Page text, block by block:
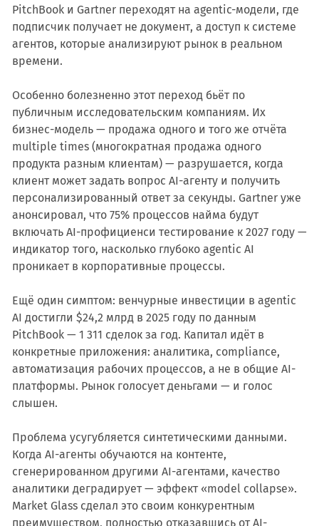
PitchBook и Gartner переходят на agentic-модели, где
подписчик получает не документ, а доступ к системе
агентов, которые анализируют рынок в реальном
времени.
Особенно болезненно этот переход бьёт по
публичным исследовательским компаниям. Их
бизнес-модель — продажа одного и того же отчёта
multiple times (многократная продажа одного
продукта разным клиентам) — разрушается, когда
клиент может задать вопрос AI-агенту и получить
персонализированный ответ за секунды. Gartner уже
анонсировал, что 75% процессов найма будут
включать AI-профициенси тестирование к 2027 году —
индикатор того, насколько глубоко agentic AI
проникает в корпоративные процессы.
Ещё один симптом: венчурные инвестиции в agentic
AI достигли $24,2 млрд в 2025 году по данным
PitchBook — 1 311 сделок за год. Капитал идёт в
конкретные приложения: аналитика, compliance,
автоматизация рабочих процессов, а не в общие AI-
платформы. Рынок голосует деньгами — и голос
слышен.
Проблема усугубляется синтетическими данными.
Когда AI-агенты обучаются на контенте,
сгенерированном другими AI-агентами, качество
аналитики деградирует — эффект «model collapse».
Market Glass сделал это своим конкурентным
преимуществом, полностью отказавшись от AI-